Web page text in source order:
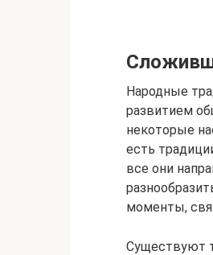
Народные
развитием
некоторые
есть
все они
моменты,
Существуют